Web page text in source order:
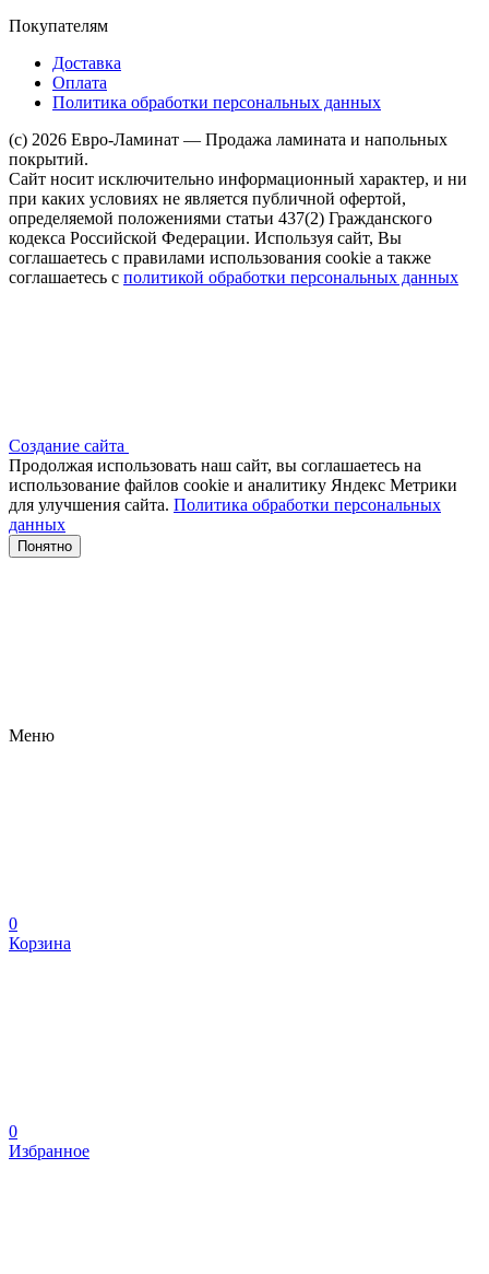
Покупателям
Доставка
Оплата
Политика обработки персональных данных
(c) 2026 Евро-Ламинат — Продажа ламината и напольных
покрытий.
Сайт носит исключительно информационный характер, и ни
при каких условиях не является публичной офертой,
определяемой положениями статьи 437(2) Гражданского
кодекса Российской Федерации. Используя сайт, Вы
соглашаетесь с правилами использования cookie а также
соглашаетесь с политикой обработки персональных данных
Создание сайта
Продолжая использовать наш сайт, вы соглашаетесь на
использование файлов сооkіе и аналитику Яндекс Метрики
для улучшения сайта. Политика обработки персональных
данных
Понятно
Меню
0
Корзина
0
Избранное